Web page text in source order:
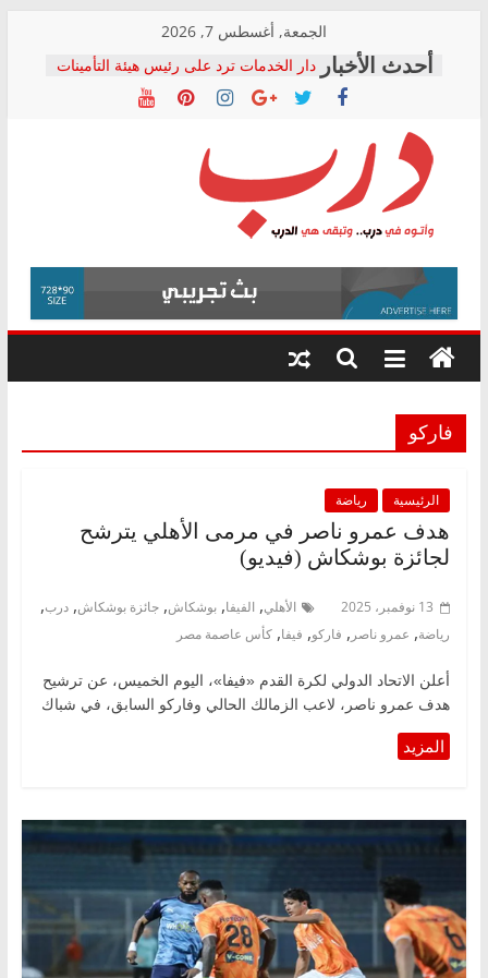
content
الجمعة, أغسطس 7, 2026
دار الخدمات ترد على رئيس هيئة التأمينات
بعد مؤتمره الصحفي: إنكار الأزمة لا ينهي
معاناة أصحاب المعاشات.. ونطالب بكشف
فرحات سليمان يكتب: القطاع الصحي إلى
أين؟
حزب التحالف الشعبي يطلق لجنة “الحق
في الصحة” بالإسكندرية لرصد الانتهاكات
ودعم المرضى
الوزاري لمدينة الصحفيين.. وانتهاء أعمال
إنشاء المبنى الإداري
المجلس القومي لحقوق الإنسان يعلن
متابعة قضية الدكتور محمد زهران.. ويؤكد:
قرينة البراءة وضمانات المحاكمة العادلة
درب
وأتوه
درب..
وتبقى
هي
فاركو
الرئيسية رياضة
هدف عمرو ناصر في مرمى الأهلي يترشح
لجائزة بوشكاش (فيديو)
13 نوفمبر، 2025 الأهلي, الفيفا, بوشكاش, جائزة بوشكاش, درب,
رياضة, عمرو ناصر , فاركو, فيفا, كأس عاصمة مصر
أعلن الاتحاد الدولي لكرة القدم «فيفا»، اليوم الخميس، عن ترشيح
هدف عمرو ناصر، لاعب الزمالك الحالي وفاركو السابق، في شباك